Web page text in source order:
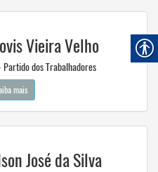
Vieira Velho
Partido dos Trabalhadores
mais
José da Silva